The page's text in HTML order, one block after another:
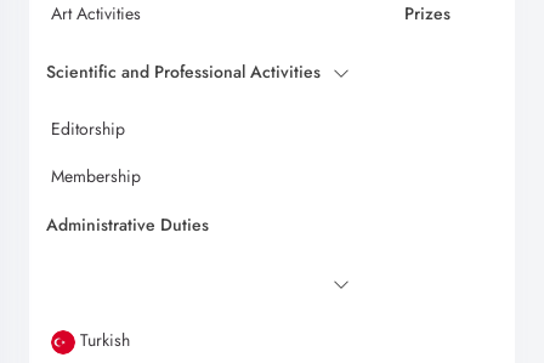
Art Activities
Prizes
Scientific and Professional Activities
Editorship
Membership
Administrative Duties
Turkish